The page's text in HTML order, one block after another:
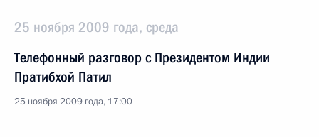
25 ноября 2009 года, среда
Телефонный разговор с Президентом Индии
Пратибхой Патил
25 ноября 2009 года, 17:00